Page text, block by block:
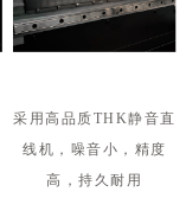
采用高品质THK静音直
线机，噪音小，精度
高，持久耐用